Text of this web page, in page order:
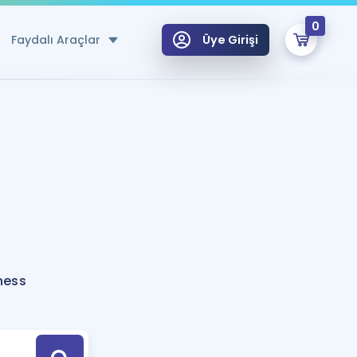
Faydalı Araçlar
Hesaplama Aracı
için Öneriler
Tek Takvimde
Üye Girişi
0
Hoca ile seni sınava hazırlayacak onlarca eğitim seni bekliyor!